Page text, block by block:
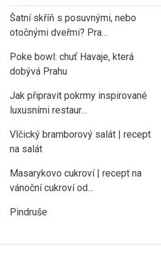
Šatní skříň s posuvnými, nebo
otočnými dveřmi? Pra…
Poke bowl: chuť Havaje, která
dobývá Prahu
Jak připravit pokrmy inspirované
luxusními restaur…
Vlčický bramborový salát | recept
na salát
Masarykovo cukroví | recept na
vánoční cukroví od…
Pindruše